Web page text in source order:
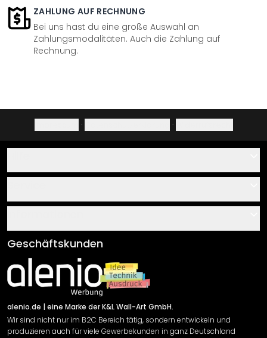
ZAHLUNG AUF RECHNUNG
Bei uns hast du eine große Auswahl an
Zahlungsmodalitäten. Auch die Zahlung auf
Rechnung.
· ·
Über uns
Klebe- und Montageanleitungen
Newsletter An-/Abmeldung
Sendungsverfolgung
AGB
Impressum
Versand & Zahlung
Rücksendung
Widerrufsrecht
Geschäftskunden
alenio.de | eine Marke der K&L Wall-Art GmbH.
Wir sind nicht nur im B2C Bereich tätig, sondern entwickeln und
produzieren auch für viele Gewerbekunden in ganz Deutschland